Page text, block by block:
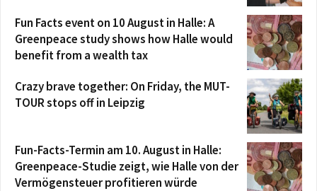
Fun Facts event on 10 August in Halle: A
Greenpeace study shows how Halle would
benefit from a wealth tax
Crazy brave together: On Friday, the MUT-
TOUR stops off in Leipzig
Fun-Facts-Termin am 10. August in Halle:
Greenpeace-Studie zeigt, wie Halle von der
Vermögensteuer profitieren würde